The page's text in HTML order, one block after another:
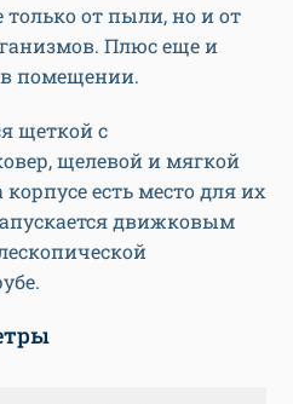
от пыли, но и от
Плюс еще и
помещении.
щеткой с
щелевой и мягкой
есть место для их
движковым